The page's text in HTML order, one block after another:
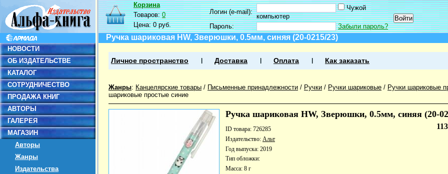
НОВОСТИ
ОБ ИЗДАТЕЛЬСТВЕ
КАТАЛОГ
СОТРУДНИЧЕСТВО
ПРОДАЖА КНИГ
АВТОРЫ
ГАЛЕРЕЯ
МАГАЗИН
Авторы
Жанры
Издательства
Корзина
Товаров:0
Цена:0 руб.
Логин (e-mail):
Чужой
компьютер
Пароль:
Забыли пароль?
Ручка шариковая HW, Зверюшки, 0.5мм, синяя (20-0215/23)
Личное пространство Доставка Оплата Как заказать
Жанры: Канцелярские товары / Письменные принадлежности / Ручки / Ручки шариковые / Ручки шариковые
шариковые простые синие
Ручка шариковая HW, Зверюшки, 0.5мм, синяя (20-
ID товара: 726285
Издательство: Альт
Год выпуска: 2019
Тип обложки:
Масса: 8 г